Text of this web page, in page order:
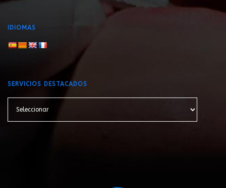
IDIOMAS
SERVICIOS DESTACADOS